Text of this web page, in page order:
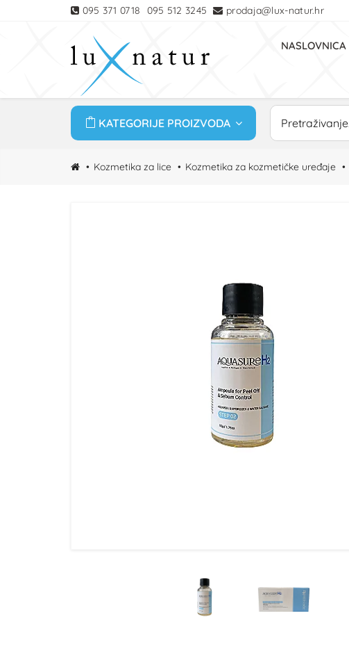
095 371 0718 095 512 3245 prodaja@lux-natur.hr
NASLOVNICA
KATEGORIJE PROIZVODA
Kozmetika za lice Kozmetika za kozmetičke uređaje